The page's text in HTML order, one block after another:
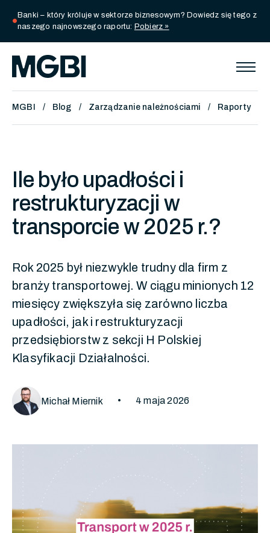
circle
Banki – który króluje w sektorze biznesowym? Dowiedz się tego z
naszego najnowszego raportu: Pobierz »
MGBI Blog Zarządzanie należnościami Raporty
Ile było upadłości i
restrukturyzacji w
transporcie w 2025 r.?
Rok 2025 był niezwykle trudny dla firm z
branży transportowej. W ciągu minionych 12
miesięcy zwiększyła się zarówno liczba
upadłości, jak i restrukturyzacji
przedsiębiorstw z sekcji H Polskiej
Klasyfikacji Działalności.
Michał Miernik • 4 maja 2026